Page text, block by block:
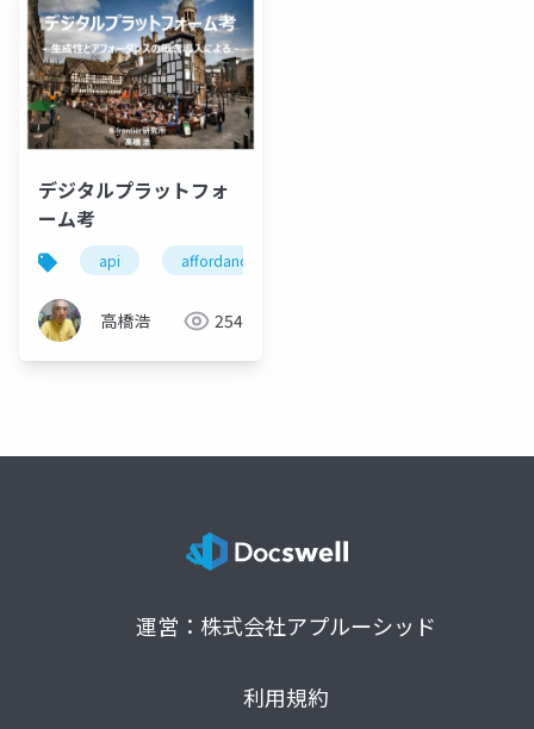
デジタルプラットフォ
ーム考
api affordance
高橋浩 254
運営：株式会社アプルーシッド
利用規約